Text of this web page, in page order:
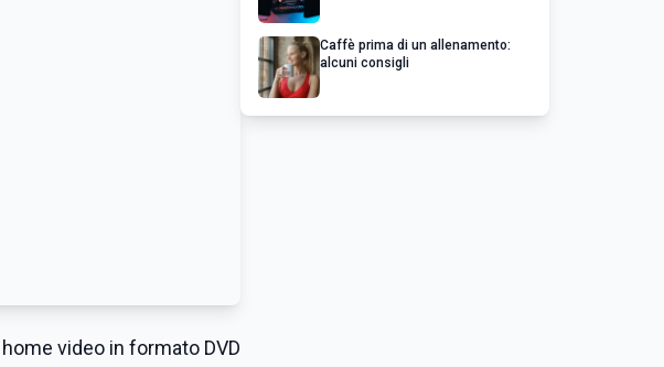
video in formato DVD
Caffè prima di un allenamento:
alcuni consigli